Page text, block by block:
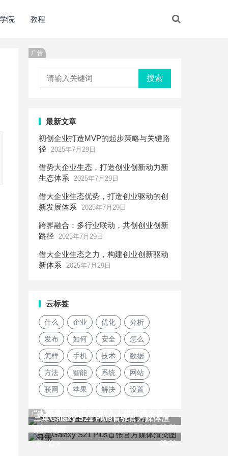
院 教程
广告
搜索
最新文章
初创企业打造MVP的起步策略与关键路
径
2025年7月29日
借势大企业生态，打造创业创新动力新
生态体系
2025年7月29日
借大企业生态优势，打造创业驱动的创
新发展体系
2025年7月29日
跨界融合：多行业联动，共创创业创新
路径
2025年7月29日
借大企业生态之力，构建创业创新驱动
新体系
2025年7月29日
云标签
什么 企业 优化 分析
发布 如何 安全 怎么
怎样 手机 技术 数据
方法 智能 系统 网站
联网 苹果 解决 设置
广告
上一篇
“太极拳”“送王船”列入人类非遗名录
2021年5月23日 05:59
下一篇
三星Galaxy S21 Plus首张官方媒体渲
05:22